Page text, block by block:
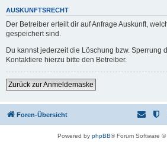
AUSKUNFTSRECHT
Der Betreiber erteilt dir auf Anfrage Auskunft,
gespeichert sind.
Du kannst jederzeit die Löschung bzw. Sperrung
Kontaktiere hierzu bitte den Betreiber.
Zurück zur Anmeldemaske
Foren-Übersicht
Powered by phpBB® Forum Software ©